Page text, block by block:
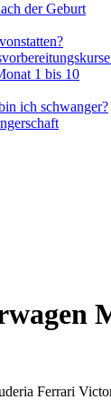
der Geburt
1 bis 10
ich schwanger?
Ferrari